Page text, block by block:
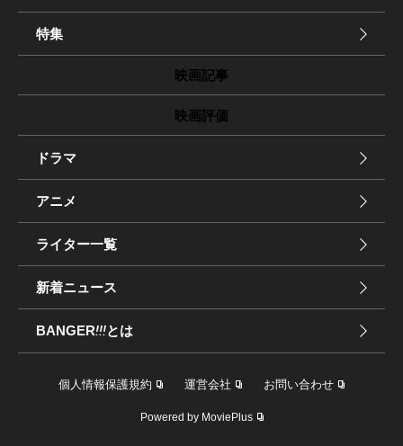
特集
映画記事
映画評価
ドラマ
アニメ
ライター一覧
新着ニュース
BANGER!!!とは
個人情報保護規約 運営会社 お問い合わせ
Powered by MoviePlus